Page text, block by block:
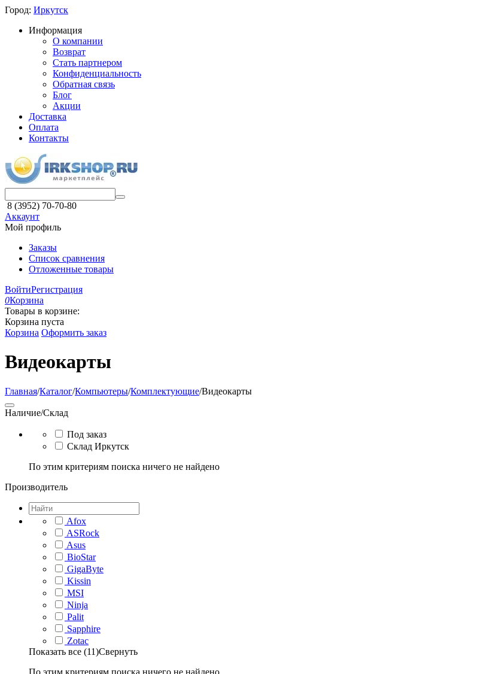
Город: Иркутск
Информация
О компании
Возврат
Стать партнером
Конфиденциальность
Обратная связь
Блог
Акции
Доставка
Оплата
Контакты
8 (3952) 70-70-80
Аккаунт
Мой профиль
Заказы
Список сравнения
Отложенные товары
ВойтиРегистрация
0Корзина
Товары в корзине:
Корзина пуста
Корзина Оформить заказ
Видеокарты
Главная/Каталог/Компьютеры/Комплектующие/Видеокарты
Наличие/Склад
Под заказ
Склад Иркутск
По этим критериям поиска ничего не найдено
Производитель
Afox
ASRock
Asus
BioStar
GigaByte
Kissin
MSI
Ninja
Palit
Sapphire
Zotac
Показать все (11)Свернуть
По этим критериям поиска ничего не найдено